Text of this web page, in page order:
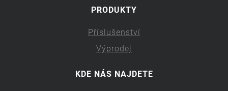
PRODUKTY
Příslušenství
Výprodej
KDE NÁS NAJDETE